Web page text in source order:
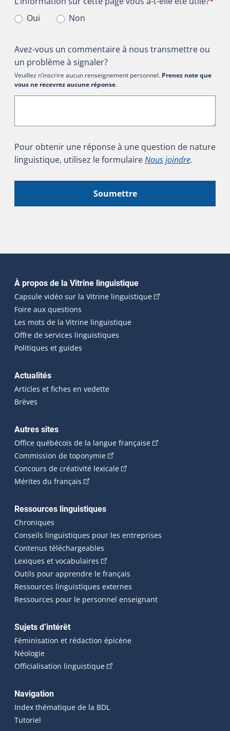
Oui
Non
Avez-vous un commentaire à nous transmettre ou
un problème à signaler?
Veuillez n’inscrire aucun renseignement personnel. Prenez note que
vous ne recevrez aucune réponse.
Pour obtenir une réponse à une question de nature
linguistique, utilisez le formulaireNous joindre.
Soumettre
Navigation principale
À propos de la Vitrine linguistique
Capsule vidéo sur la Vitrine linguistique(Cet hyperlien
Foire aux questions
Les mots de la Vitrine linguistique
Offre de services linguistiques
Politiques et guides
Actualités
Articles et fiches en vedette
Brèves
Autres sites
Office québécois de la langue française(Cet hyperlien
Commission de toponymie(Cet hyperlien externe s'ouvrira
Concours de créativité lexicale(Cet hyperlien externe
Mérites du français (Cet hyperlien externe s'ouvrira dans une
Ressources linguistiques
Chroniques
Conseils linguistiques pour les entreprises
Contenus téléchargeables
Lexiques et vocabulaires (Cet hyperlien externe s'ouvrira
Outils pour apprendre le français
Ressources linguistiques externes
Ressources pour le personnel enseignant
Sujets d’intérêt
Féminisation et rédaction épicène
Néologie
Officialisation linguistique(Cet hyperlien externe s'ouvrira
Navigation
Index thématique de la BDL
Tutoriel